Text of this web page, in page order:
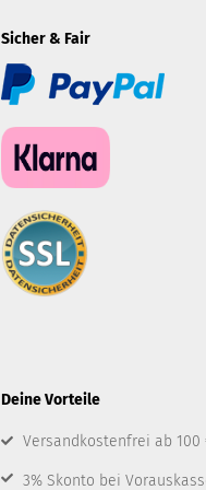
Sicher & Fair
Deine Vorteile
Versandkostenfrei ab
3% Skonto bei